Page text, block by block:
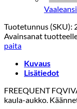
Tuotetunnus (SKU):
Avainsanat
paita
Kuvaus
Lisätiedot
FREEQUENT
kaula-aukko.